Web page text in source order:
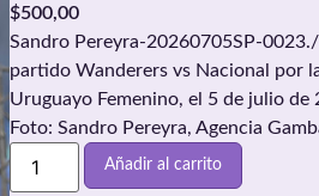
$500,00
Sandro Pereyra-20260705SP-
partido Wanderers vs Nacional por
Uruguayo Femenino, el 5 de julio
Foto: Sandro Pereyra, Agencia
Añadir al carrito